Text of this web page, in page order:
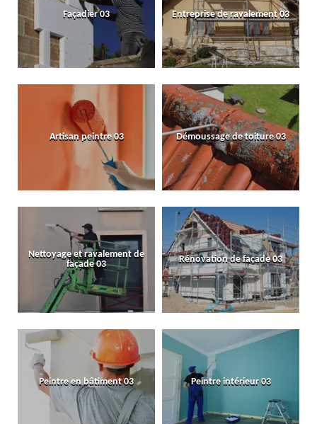
Façadier 03 Entreprise de ravalement 03
Artisan peintre 03 Démoussage de toiture 03
Nettoyage et ravalement de
façade 03
Rénovation de façade 03
Peintre en bâtiment 03 Peintre intérieur 03